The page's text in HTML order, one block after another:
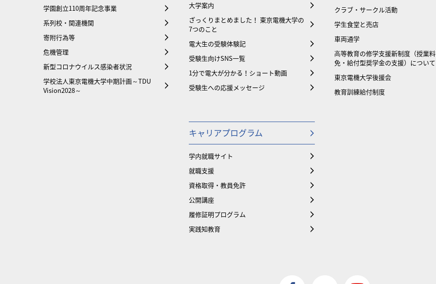
学園創立110周年記念事業
系列校・関連機関
寄附行為等
危機管理
新型コロナウイルス感染者状況
学校法人東京電機大学中期計画～TDU
Vision2028～
大学案内
ざっくりまとめました！ 東京電機大学の
7つのこと
電大生の受験体験記
受験生向けSNS一覧
1分で電大が分かる！ショート動画
受験生への応援メッセージ
キャリアプログラム
学内就職サイト
就職支援
資格取得・教員免許
公開講座
履修証明プログラム
実践知教育
クラブ・サークル活動
学生食堂と売店
車両通学
⾼等教育の修学支援新制度（授業
免・給付型奨学金の支援）について
東京電機大学後援会
教育訓練給付制度